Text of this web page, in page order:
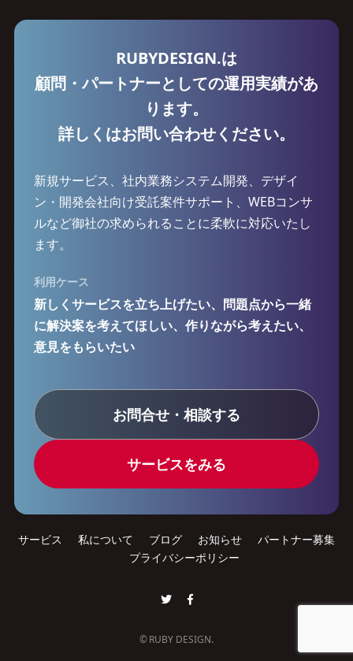
RUBYDESIGN.は
顧問・パートナーとしての運用実績があ
ります。
詳しくはお問い合わせください。
新規サービス、社内業務システム開発、デザイ
ン・開発会社向け受託案件サポート、WEBコンサ
ルなど御社の求められることに柔軟に対応いたし
ます。
利用ケース
新しくサービスを立ち上げたい、問題点から一緒
に解決案を考えてほしい、作りながら考えたい、
意見をもらいたい
お問合せ・相談する
サービスをみる
サービス 私について ブログ お知らせ
パートナー募集
プライバシーポリシー
© RUBY DESIGN.